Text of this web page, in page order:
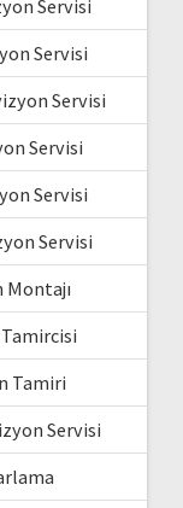
Servisi
Servisi
Servisi
Servisi
Servisi
Servisi
Montajı
Tamiri
Servisi